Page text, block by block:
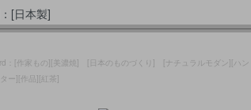
[日本製]
：[作家もの][美濃焼] [日本のものづくり] [ナチュラルモダン][ハン
ー][作品][紅茶]